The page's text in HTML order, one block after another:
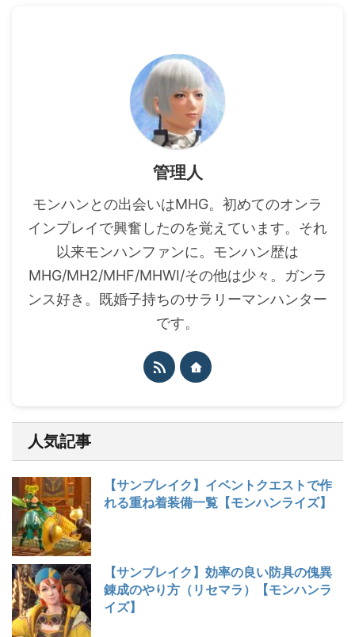
管理人
モンハンとの出会いはMHG。初めてのオンラ
インプレイで興奮したのを覚えています。それ
以来モンハンファンに。モンハン歴は
MHG/MH2/MHF/MHWI/その他は少々。ガンラ
ンス好き。既婚子持ちのサラリーマンハンター
です。
人気記事
【サンブレイク】イベントクエストで作
れる重ね着装備一覧【モンハンライズ】
【サンブレイク】効率の良い防具の傀異
錬成のやり方（リセマラ）【モンハンラ
イズ】